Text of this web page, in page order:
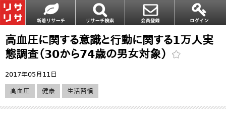
高血圧に関する意識と行動に関する1万人実
態調査（30から74歳の男女対象）
2017年05月11日
高血圧 健康 生活習慣